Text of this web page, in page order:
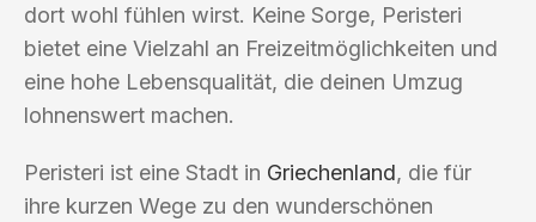
dort wohl fühlen wirst. Keine Sorge, Peristeri
bietet eine Vielzahl an Freizeitmöglichkeiten und
eine hohe Lebensqualität, die deinen Umzug
lohnenswert machen.
Peristeri ist eine Stadt in Griechenland, die für
ihre kurzen Wege zu den wunderschönen